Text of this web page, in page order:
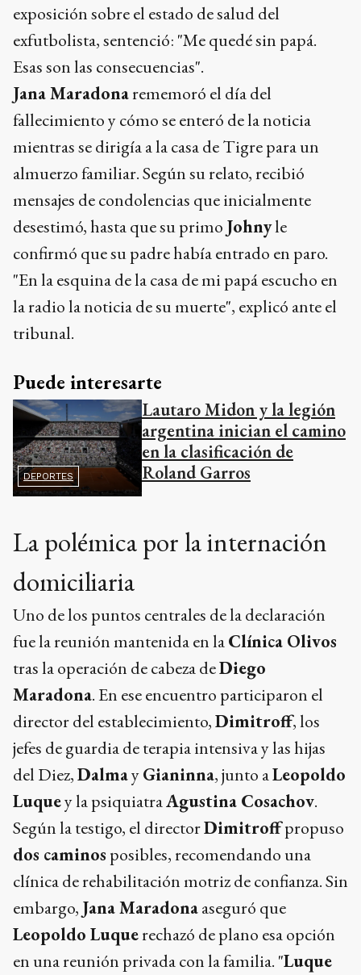
exposición sobre el estado de salud del
exfutbolista, sentenció: "Me quedé sin papá.
Esas son las consecuencias".
Jana Maradonarememoró el día del
fallecimiento y cómo se enteró de la noticia
mientras se dirigía a la casa de Tigre para un
almuerzo familiar. Según su relato, recibió
mensajes de condolencias que inicialmente
desestimó, hasta que su primo Johnyle
confirmó que su padre había entrado en paro.
"En la esquina de la casa de mi papá escucho en
la radio la noticia de su muerte", explicó ante el
tribunal.
Puede interesarte
DEPORTES
Lautaro Midon y la legión
argentina inician el camino
en la clasificación de
Roland Garros
La polémica por la internación
domiciliaria
Uno de los puntos centrales de la declaración
fue la reunión mantenida en laClínica Olivos
tras la operación de cabeza deDiego
Maradona. En ese encuentro participaron el
director del establecimiento,Dimitroff, los
jefes de guardia de terapia intensiva y las hijas
del Diez,DalmayGianinna, junto aLeopoldo
Luquey la psiquiatraAgustina Cosachov.
Según la testigo, el directorDimitroffpropuso
dos caminos posibles, recomendando una
clínica de rehabilitación motriz de confianza. Sin
embargo, Jana Maradonaaseguró que
Leopoldo Luquerechazó de plano esa opción
en una reunión privada con la familia. "Luque